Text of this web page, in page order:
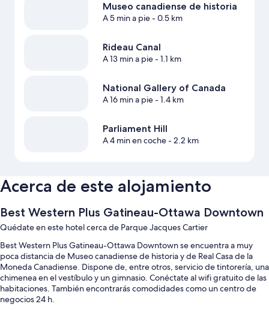
Museo canadiense de historia
A 5 min a pie- 0.5 km
Rideau Canal
A 13 min a pie- 1.1 km
National Gallery of Canada
A 16 min a pie- 1.4 km
Parliament Hill
A 4 min en coche- 2.2 km
Acerca de este alojamiento
Best Western Plus Gatineau-Ottawa Downtown
Quédate en este hotel cerca de Parque Jacques Cartier
Best Western Plus Gatineau-Ottawa Downtown se encuentra a muy
poca distancia de Museo canadiense de historia y de Real Casa de la
Moneda Canadiense. Dispone de, entre otros, servicio de tintorería, una
chimenea en el vestíbulo y un gimnasio. Conéctate al wifi gratuito de las
habitaciones. También encontrarás comodidades como un centro de
negocios 24 h.